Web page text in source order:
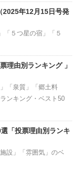
2025年12月15日号発
「５つ星の宿」「５
理由別ランキング 」
「泉質」「郷土料
ンキング・ベスト50
「投票理由別ランキ
設」「雰囲気」のベ